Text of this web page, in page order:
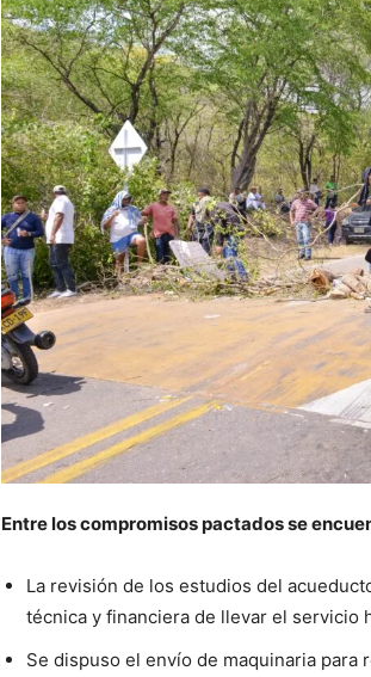
Entre los compromisos pactados se
La revisión de los estudios del
técnica y financiera de llevar el servicio
Se dispuso el envío de maquinaria